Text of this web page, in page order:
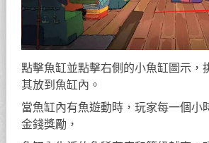
點擊魚缸並點擊右側的小魚缸圖示，
其放到魚缸內。
當魚缸內有魚遊動時，玩家每一個小
金錢獎勵，